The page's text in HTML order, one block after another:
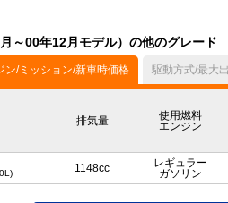
～00年12月モデル）の他のグレード
ン/ミッション/新車時価格 駆動方式/最大
排気量
使用燃料
エンジン
1148cc
レギュラー
ガソリン